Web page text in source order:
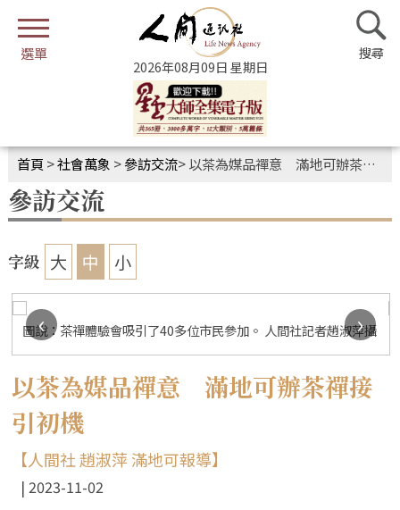
2026年08月09日 星期日
首頁 >社會萬象 >參訪交流>以茶為媒品禪意 滿地可辦茶禪接引初機
參訪交流
字級 大 中 小
圖說：茶禪體驗會吸引了40多位市民參加。 人間社記者趙淑萍攝
‹
›
以茶為媒品禪意 滿地可辦茶禪接
引初機
【人間社 趙淑萍 滿地可報導】
2023-11-02